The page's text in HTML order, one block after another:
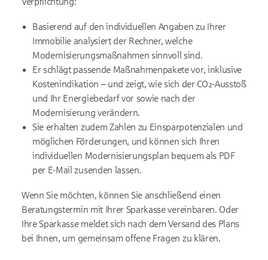
Basierend auf den individuellen Angaben zu Ihrer
Immobilie analysiert der Rechner, welche
Modernisierungsmaßnahmen sinnvoll sind.
Er schlägt passende Maßnahmenpakete vor, inklusive
Kostenindikation – und zeigt, wie sich der CO₂-Ausstoß
und Ihr Energiebedarf vor sowie nach der
Modernisierung verändern.
Sie erhalten zudem Zahlen zu Einsparpotenzialen und
möglichen Förderungen, und können sich Ihren
individuellen Modernisierungsplan bequem als PDF
per E-Mail zusenden lassen.
Wenn Sie möchten, können Sie anschließend einen
Beratungstermin mit Ihrer Sparkasse vereinbaren. Oder
Ihre Sparkasse meldet sich nach dem Versand des Plans
bei Ihnen, um gemeinsam offene Fragen zu klären.